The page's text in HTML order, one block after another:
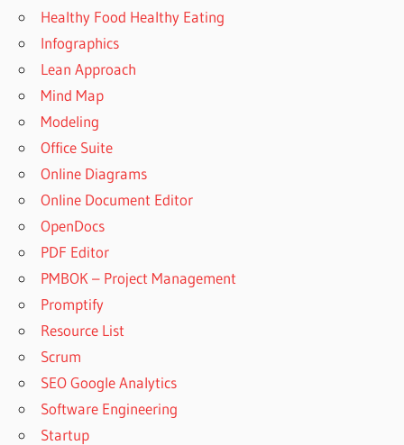
Healthy Food Healthy Eating
Infographics
Lean Approach
Mind Map
Modeling
Office Suite
Online Diagrams
Online Document Editor
OpenDocs
PDF Editor
PMBOK – Project Management
Promptify
Resource List
Scrum
SEO Google Analytics
Software Engineering
Startup